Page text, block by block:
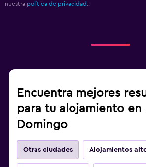
nuestra política de privacidad.
Encuentra mejores
para tu alojamiento en
Domingo
Otras ciudades Alojamientos